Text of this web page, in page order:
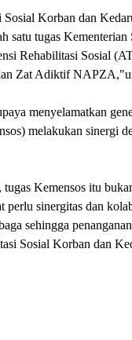
Korban dan
satu tugas Kementerian
Rehabilitasi Sosial
Zat Adiktif
menyelamatkan
melakukan sinergi
Kemensos itu
sinergitas dan
sehingga
Sosial Korban dan